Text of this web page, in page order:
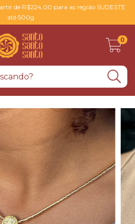
de R$224,00 para as região SUDESTE
até 500g
0